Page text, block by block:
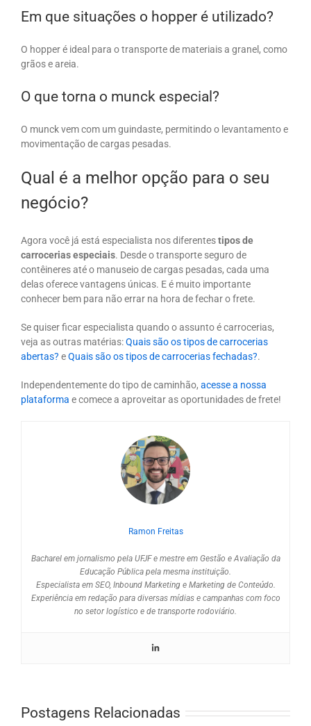
Em que situações o hopper é utilizado?
O hopper é ideal para o transporte de materiais a granel, como
grãos e areia.
O que torna o munck especial?
O munck vem com um guindaste, permitindo o levantamento e
movimentação de cargas pesadas.
Qual é a melhor opção para o seu
negócio?
Agora você já está especialista nos diferentestipos de
carrocerias especiais. Desde o transporte seguro de
contêineres até o manuseio de cargas pesadas, cada uma
delas oferece vantagens únicas. E é muito importante
conhecer bem para não errar na hora de fechar o frete.
Se quiser ficar especialista quando o assunto é carrocerias,
veja as outras matérias:Quais são os tipos de carrocerias
abertas? eQuais são os tipos de carrocerias fechadas?.
Independentemente do tipo de caminhão, acesse a nossa
plataforma e comece a aproveitar as oportunidades de frete!
Ramon Freitas
Bacharel em jornalismo pela UFJF e mestre em Gestão e Avaliação da
Educação Pública pela mesma instituição.
Especialista em SEO, Inbound Marketing e Marketing de Conteúdo.
Experiência em redação para diversas mídias e campanhas com foco
no setor logístico e de transporte rodoviário.
Postagens Relacionadas